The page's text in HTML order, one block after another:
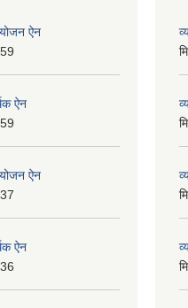
ऐन
ऐन
ऐन
ऐन